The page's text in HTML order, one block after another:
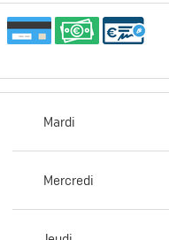
Mardi
Mercredi